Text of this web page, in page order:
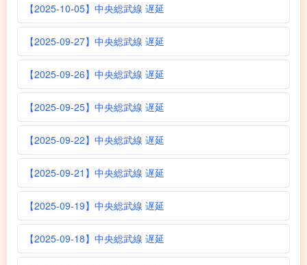
【2025-10-05】中央総武線 遅延
【2025-09-27】中央総武線 遅延
【2025-09-26】中央総武線 遅延
【2025-09-25】中央総武線 遅延
【2025-09-22】中央総武線 遅延
【2025-09-21】中央総武線 遅延
【2025-09-19】中央総武線 遅延
【2025-09-18】中央総武線 遅延